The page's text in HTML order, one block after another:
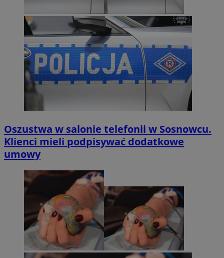
Oszustwa w salonie telefonii w Sosnowcu.
Klienci mieli podpisywać dodatkowe
umowy